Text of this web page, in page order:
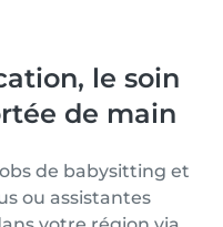
le soin
de main
de babysitting et
ou assistantes